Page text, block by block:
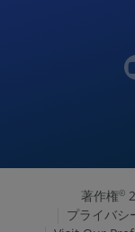
著作権©
プライバシ